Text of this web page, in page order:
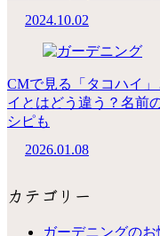
2024.10.02
CMで見る「タコハイ
イとはどう違う？名前
シピも
2026.01.08
カテゴリー
ガーデニングのお